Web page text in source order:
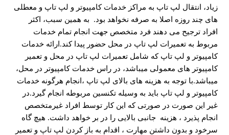
زیاد، انتقال لپ تاپ به مراکز خدمات کامپیوتر و لپ تاپ و معطلی
های چند روزه اصلا به صرفه نخواهد بود. به همین سبب، اکثر
افراد ترجیح می دهند فرد متخصص جهت انجام تمام خدمات
مربوط به تعمیرات لپ تاپ در محل حضور پیدا کند.ارائه خدمات
کامپیوتر و لپ تاپ که شامل تعمیرات لپ تاپ در محل و تعمیر
کامپیوتر های معمولی میباشد، در راس خدمات کامپیوتر در محل،
میباشد.با توجه به هزینه های بالای لپ تاپ ،انجام هرگونه خدمات
کامپیوتر و لپ تاپ باید به وسیله تکنسین مربوطه انجام گیرد.در
غیر این صورت در صورتی که این کار توسط افراد غیرمتخصص
انجام پذیرد ، هزینه جانبی بالایی را در بر خواهد داشت. هیچ گاه
سرخود و بدون داشتن مهارت ، اقدام به باز کردن لپ تاپ و تعمیر